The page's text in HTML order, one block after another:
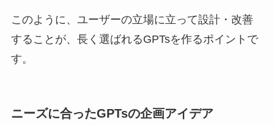
このように、ユーザーの立場に立って設計・改善
することが、長く選ばれるGPTsを作るポイントで
す。
ニーズに合ったGPTsの企画アイデア